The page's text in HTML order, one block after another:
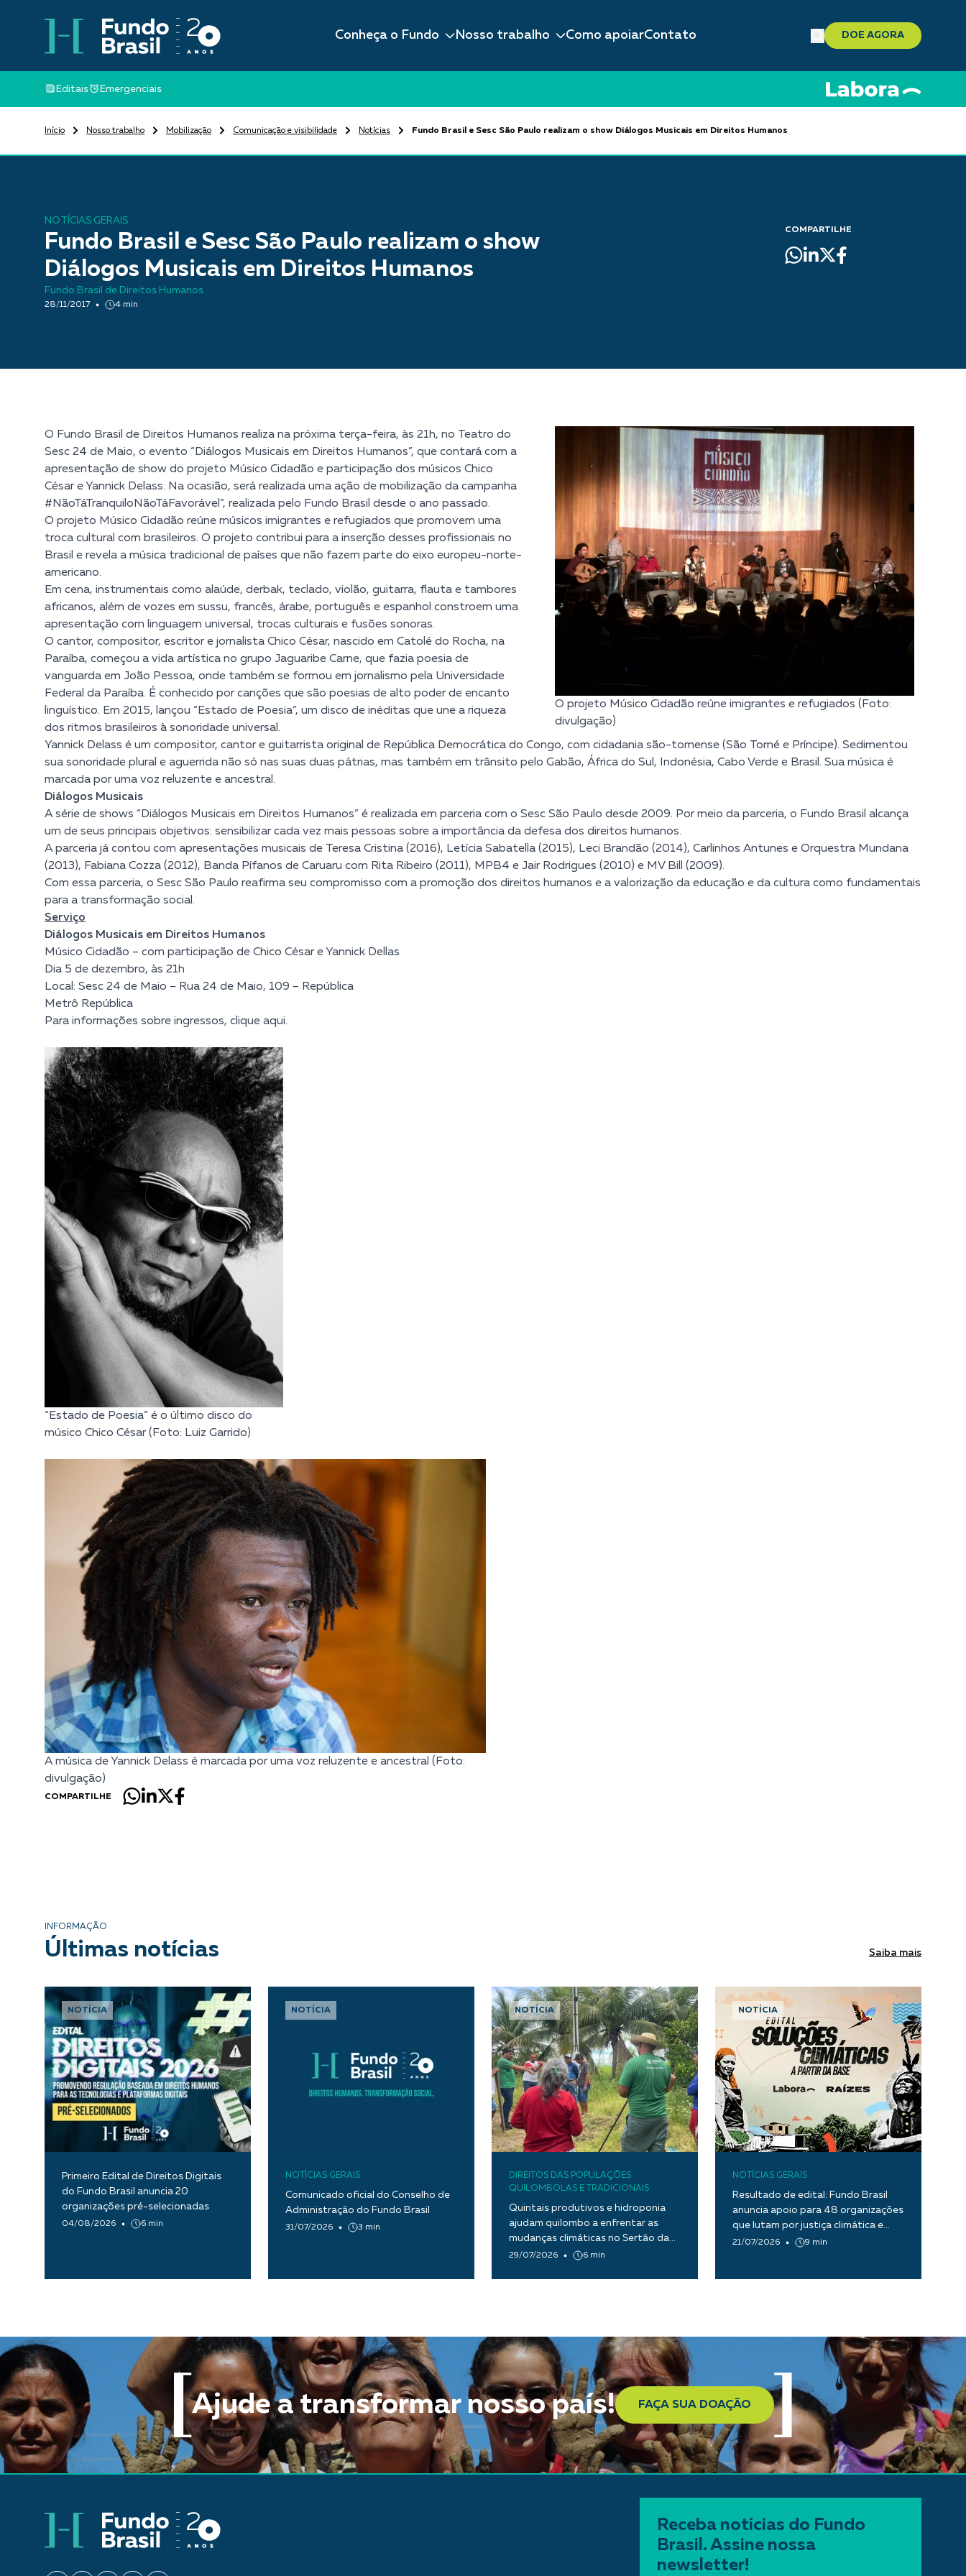
Conheça o Fundo Nosso trabalho Como apoiarContato DOE AGORA
Editais Emergenciais
Início Nosso trabalho Mobilização Comunicação e visibilidade Notícias Fundo Brasil e Sesc São Paulo realizam o show Diálogos Musicais em Direitos Humanos
NOTÍCIAS GERAIS
Fundo Brasil e Sesc São Paulo realizam o show
Diálogos Musicais em Direitos Humanos
Fundo Brasil de Direitos Humanos
28/11/2017 4 min
COMPARTILHE
O projeto Músico Cidadão reúne imigrantes e refugiados (Foto:
divulgação)
O Fundo Brasil de Direitos Humanos realiza na próxima terça-feira, às 21h, no Teatro do
Sesc 24 de Maio, o evento “Diálogos Musicais em Direitos Humanos”, que contará com a
apresentação de show do projeto Músico Cidadão e participação dos músicos Chico
César e Yannick Delass. Na ocasião, será realizada uma ação de mobilização da campanha
#NãoTáTranquiloNãoTáFavorável”, realizada pelo Fundo Brasil desde o ano passado.
O projeto Músico Cidadão reúne músicos imigrantes e refugiados que promovem uma
troca cultural com brasileiros. O projeto contribui para a inserção desses profissionais no
Brasil e revela a música tradicional de países que não fazem parte do eixo europeu-norte-
americano.
Em cena, instrumentais como alaúde, derbak, teclado, violão, guitarra, flauta e tambores
africanos, além de vozes em sussu, francês, árabe, português e espanhol constroem uma
apresentação com linguagem universal, trocas culturais e fusões sonoras.
O cantor, compositor, escritor e jornalista Chico César, nascido em Catolé do Rocha, na
Paraíba, começou a vida artística no grupo Jaguaribe Carne, que fazia poesia de
vanguarda em João Pessoa, onde também se formou em jornalismo pela Universidade
Federal da Paraíba. É conhecido por canções que são poesias de alto poder de encanto
linguístico. Em 2015, lançou “Estado de Poesia”, um disco de inéditas que une a riqueza
dos ritmos brasileiros à sonoridade universal.
Yannick Delass é um compositor, cantor e guitarrista original de República Democrática do Congo, com cidadania são-tomense (São Tomé e Príncipe). Sedimentou
sua sonoridade plural e aguerrida não só nas suas duas pátrias, mas também em trânsito pelo Gabão, África do Sul, Indonésia, Cabo Verde e Brasil. Sua música é
marcada por uma voz reluzente e ancestral.
Diálogos Musicais
A série de shows “Diálogos Musicais em Direitos Humanos” é realizada em parceria com o Sesc São Paulo desde 2009. Por meio da parceria, o Fundo Brasil alcança
um de seus principais objetivos: sensibilizar cada vez mais pessoas sobre a importância da defesa dos direitos humanos.
A parceria já contou com apresentações musicais de Teresa Cristina (2016), Letícia Sabatella (2015), Leci Brandão (2014), Carlinhos Antunes e Orquestra Mundana
(2013), Fabiana Cozza (2012), Banda Pífanos de Caruaru com Rita Ribeiro (2011), MPB4 e Jair Rodrigues (2010) e MV Bill (2009).
Com essa parceria, o Sesc São Paulo reafirma seu compromisso com a promoção dos direitos humanos e a valorização da educação e da cultura como fundamentais
para a transformação social.
Serviço
Diálogos Musicais em Direitos Humanos
Músico Cidadão – com participação de Chico César e Yannick Dellas
Dia 5 de dezembro, às 21h
Local: Sesc 24 de Maio – Rua 24 de Maio, 109 – República
Metrô República
Para informações sobre ingressos, clique aqui.
“Estado de Poesia” é o último disco do
músico Chico César (Foto: Luiz Garrido)
A música de Yannick Delass é marcada por uma voz reluzente e ancestral (Foto:
divulgação)
COMPARTILHE
INFORMAÇÃO
Últimas notícias Saiba mais
NOTÍCIA
Primeiro Edital de Direitos Digitais
do Fundo Brasil anuncia 20
organizações pré-selecionadas
04/08/2026 6 min
NOTÍCIA
NOTÍCIAS GERAIS
Comunicado oficial do Conselho de
Administração do Fundo Brasil
31/07/2026 3 min
NOTÍCIA
DIREITOS DAS POPULAÇÕES
QUILOMBOLAS E TRADICIONAIS
Quintais produtivos e hidroponia
ajudam quilombo a enfrentar as
mudanças climáticas no Sertão da
Paraíba
29/07/2026 6 min
NOTÍCIA
NOTÍCIAS GERAIS
Resultado de edital: Fundo Brasil
anuncia apoio para 48 organizações
que lutam por justiça climática e
transição ecológica justa
21/07/2026 9 min
Ajude a transformar nosso país! FAÇA SUA DOAÇÃO
Receba notícias do Fundo
Brasil. Assine nossa
newsletter!